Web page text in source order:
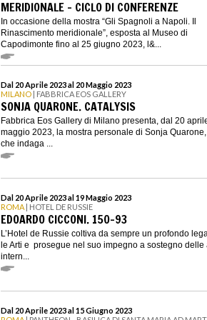
MERIDIONALE - CICLO DI CONFERENZE
In occasione della mostra “Gli Spagnoli a Napoli. Il
Rinascimento meridionale”, esposta al Museo di
Capodimonte fino al 25 giugno 2023, l&...
Dal 20 Aprile 2023 al 20 Maggio 2023
MILANO | FABBRICA EOS GALLERY
SONJA QUARONE. CATALYSIS
Fabbrica Eos Gallery di Milano presenta, dal 20
maggio 2023, la mostra personale di Sonja
che indaga ...
Dal 20 Aprile 2023 al 19 Maggio 2023
ROMA | HOTEL DE RUSSIE
EDOARDO CICCONI. 150-93
L’Hotel de Russie coltiva da sempre un profondo
le Arti e prosegue nel suo impegno a sostegno delle
intern...
Dal 20 Aprile 2023 al 15 Giugno 2023